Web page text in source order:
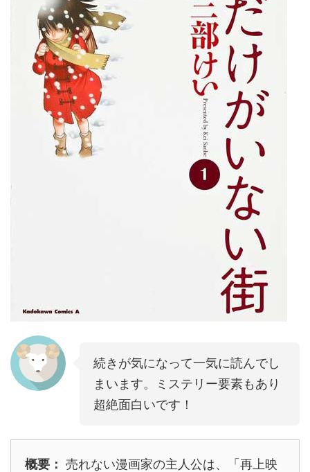
続きが気になって一気に読んでし
まいます。ミステリー要素もあり
超絶面白いです！
概要： 売れない漫画家の主人公は、「再上映